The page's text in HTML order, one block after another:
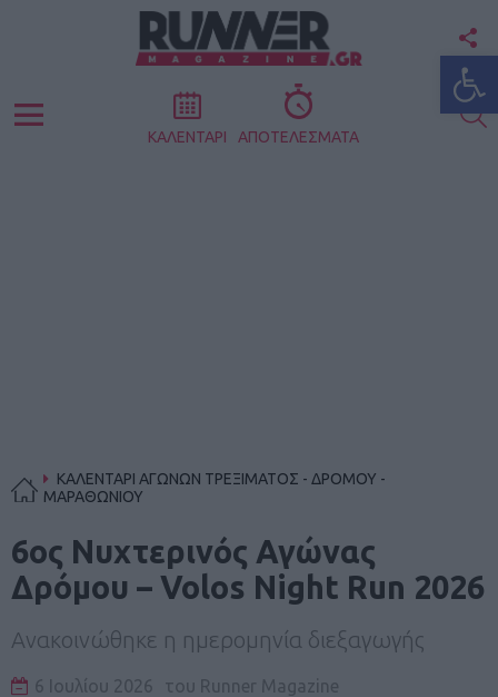
Menu ΚΑΛΕΝΤΑΡΙ ΑΠΟΤΕΛΕΣΜΑΤΑ
ΚΑΛΕΝΤΑΡΙ ΑΓΩΝΩΝ ΤΡΕΞΙΜΑΤΟΣ - ΔΡΟΜΟΥ -
ΜΑΡΑΘΩΝΙΟΥ
6ος Νυχτερινός Αγώνας
Δρόμου – Volos Night Run 2026
Ανακοινώθηκε η ημερομηνία διεξαγωγής
6 Ιουλίου 2026 του Runner Magazine